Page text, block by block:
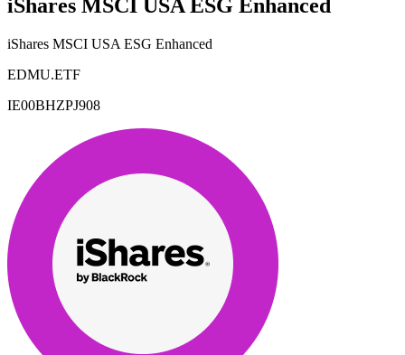
iShares MSCI USA ESG Enhanced
iShares MSCI USA ESG Enhanced
EDMU.ETF
IE00BHZPJ908